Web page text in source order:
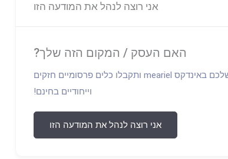
אני רוצה לנהל את המודעה הזו
האם העסק / המקום הזה שלך?
התחברו וקחו פיקוד על הפרופיל של העסק שלכם באינדקס meariel ותקבלו כלים פרסומיים חזקים
וייחודיים בחינם!
אני רוצה לנהל את המודעה הזו